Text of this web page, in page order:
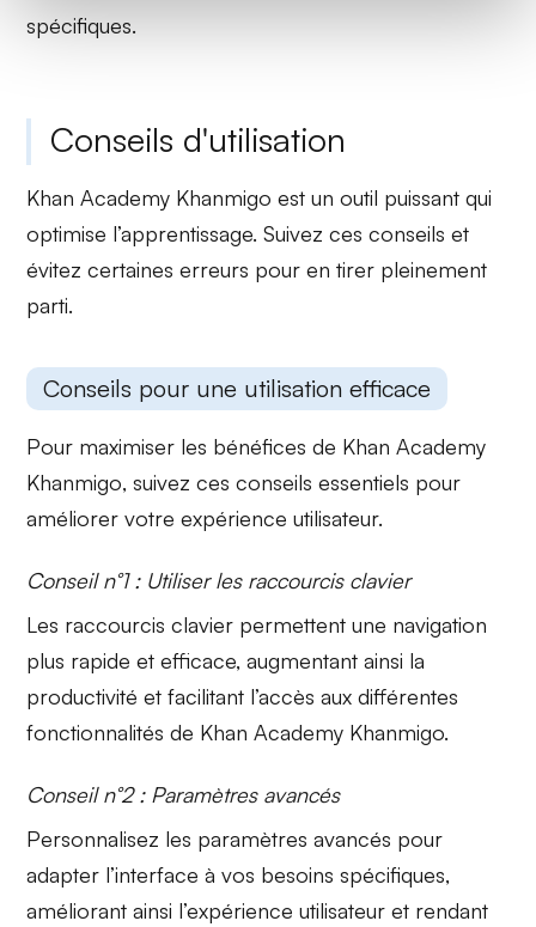
spécifiques.
Conseils d'utilisation
Khan Academy Khanmigo est un outil puissant qui
optimise l’apprentissage. Suivez ces conseils et
évitez certaines erreurs pour en tirer pleinement
parti.
Conseils pour une utilisation efficace
Pour maximiser les bénéfices de Khan Academy
Khanmigo, suivez ces conseils essentiels pour
améliorer votre expérience utilisateur.
Conseil n°1 : Utiliser les raccourcis clavier
Les raccourcis clavier permettent une navigation
plus rapide et efficace, augmentant ainsi la
productivité et facilitant l’accès aux différentes
fonctionnalités de Khan Academy Khanmigo.
Conseil n°2 : Paramètres avancés
Personnalisez les paramètres avancés pour
adapter l’interface à vos besoins spécifiques,
améliorant ainsi l’expérience utilisateur et rendant